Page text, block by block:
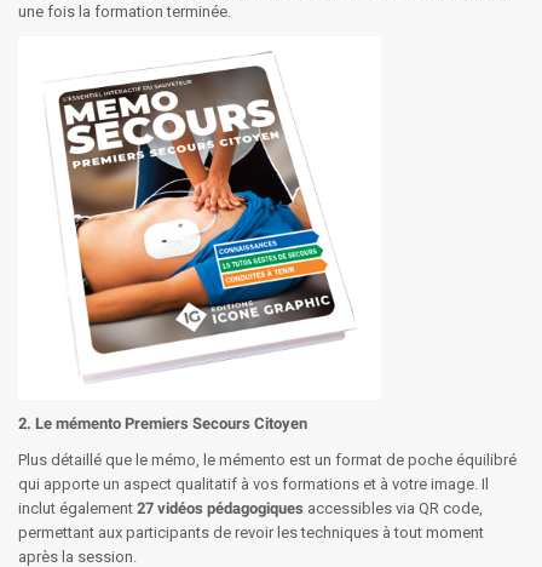
une fois la formation terminée.
2. Le mémento Premiers Secours Citoyen
Plus détaillé que le mémo, le mémento est un format de poche équilibré
qui apporte un aspect qualitatif à vos formations et à votre image. Il
inclut également 27 vidéos pédagogiques accessibles via QR code,
permettant aux participants de revoir les techniques à tout moment
après la session.